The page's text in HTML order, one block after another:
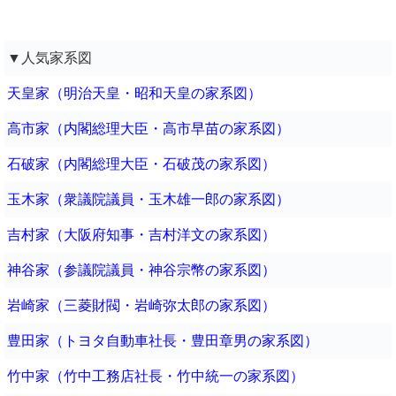
▼人気家系図
天皇家（明治天皇・昭和天皇の家系図）
高市家（内閣総理大臣・高市早苗の家系図）
石破家（内閣総理大臣・石破茂の家系図）
玉木家（衆議院議員・玉木雄一郎の家系図）
吉村家（大阪府知事・吉村洋文の家系図）
神谷家（参議院議員・神谷宗幣の家系図）
岩崎家（三菱財閥・岩崎弥太郎の家系図）
豊田家（トヨタ自動車社長・豊田章男の家系図）
竹中家（竹中工務店社長・竹中統一の家系図）